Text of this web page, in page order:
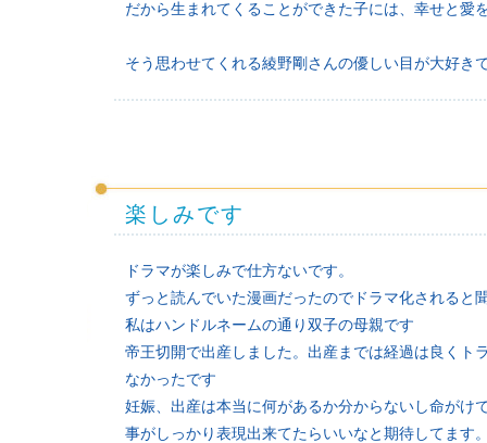
だから生まれてくることができた子には、幸せと愛
そう思わせてくれる綾野剛さんの優しい目が大好き
楽しみです
ドラマが楽しみで仕方ないです。
ずっと読んでいた漫画だったのでドラマ化されると
私はハンドルネームの通り双子の母親です
帝王切開で出産しました。出産までは経過は良くト
なかったです
妊娠、出産は本当に何があるか分からないし命がけ
事がしっかり表現出来てたらいいなと期待してます